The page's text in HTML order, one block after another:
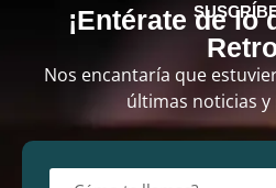
¡Entérate de lo
Nos encantaría que
últimas noticias